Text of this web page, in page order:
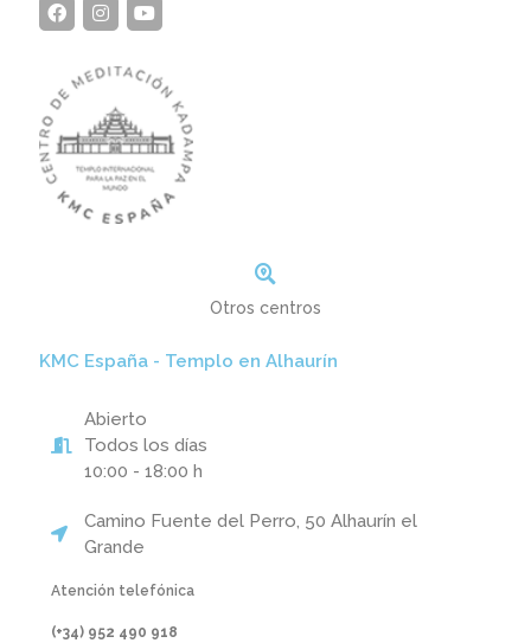
Otros centros
KMC España - Templo en Alhaurín
Abierto
Todos los días
10:00 - 18:00 h
Camino Fuente del Perro, 50 Alhaurín el
Grande
Atención telefónica
(+34) 952 490 918‬